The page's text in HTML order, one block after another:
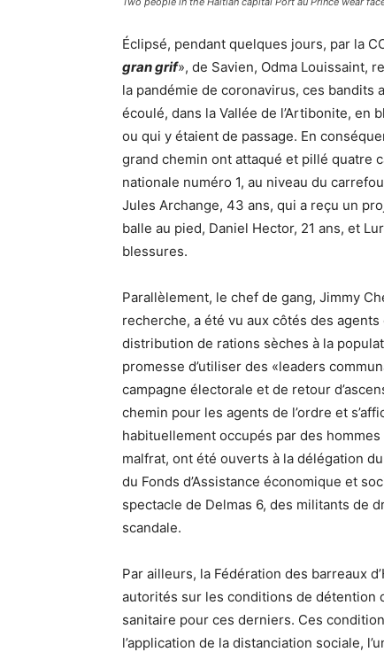
Éclipsé, pendant quelques jours, par la
gran grif», de Savien, Odma Louissaint,
la pandémie de coronavirus, ces
écoulé, dans la Vallée de l’Artibonite, en
ou qui y étaient de passage. En
grand chemin ont attaqué et pillé quatre
nationale numéro 1, au niveau du
Jules Archange, 43 ans, qui a reçu un
balle au pied, Daniel Hector, 21 ans, et
blessures.
Parallèlement, le chef de gang, Jimmy
recherche, a été vu aux côtés des
distribution de rations sèches à la
promesse d’utiliser des «leaders
campagne électorale et de retour
chemin pour les agents de l’ordre et
habituellement occupés par des
malfrat, ont été ouverts à la délégation
du Fonds d’Assistance économique et
spectacle de Delmas 6, des militants de
scandale.
Par ailleurs, la Fédération des barreaux
autorités sur les conditions de
sanitaire pour ces derniers. Ces
l’application de la distanciation sociale,